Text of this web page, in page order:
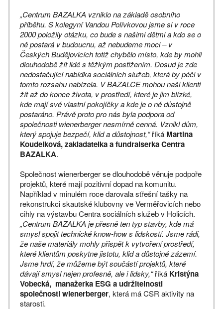
„Centrum BAZALKA vzniklo na základě osobního
příběhu. S kolegyní Vandou Polívkovou jsme si v roce
2000 položily otázku, co bude s našimi dětmi a kdo se o
ně postará v budoucnu, až nebudeme moci – v
Českých Budějovicích totiž chybělo místo, kde by mohli
dlouhodobě žít lidé s těžkým postižením. Dosud je zde
nedostačující nabídka sociálních služeb, která by péči v
tomto rozsahu nabízela. V BAZALCE mohou naši klienti
žít až do konce života, v prostředí, které je jim blízké,
kde mají své vlastní pokojíčky a kde je o ně důstojně
postaráno. Právě proto pro nás byla podpora od
společnosti wienerberger nesmírně cenná. Vznikl dům,
který spojuje bezpečí, klid a důstojnost,“říká Martina
Koudelková, zakladatelka a fundraiserka Centra
BAZALKA.
Společnost wienerberger se dlouhodobě věnuje podpoře
projektů, které mají pozitivní dopad na komunitu.
Například v minulém roce darovala střešní tašky na
rekonstrukci skautské klubovny ve Verměřovicích nebo
cihly na výstavbu Centra sociálních služeb v Holicích.
„Centrum BAZALKA je přesně ten typ stavby, kde má
smysl spojit technické know-how s lidskostí. Jsme rádi,
že naše materiály mohly přispět k vytvoření prostředí,
které klientům poskytne jistotu, klid a důstojné zázemí.
Jsme hrdí, že můžeme být součástí projektů, které
dávají smysl nejen profesně, ale i lidsky,“říká Kristýna
Vobecká, manažerka ESG a udržitelnosti
společnosti wienerberger, která má CSR aktivity na
starosti.